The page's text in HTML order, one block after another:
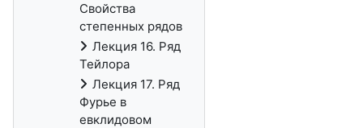
Свойства
степенных рядов
Лекция 16. Ряд
Тейлора
Лекция 17. Ряд
Фурье в
евклидовом